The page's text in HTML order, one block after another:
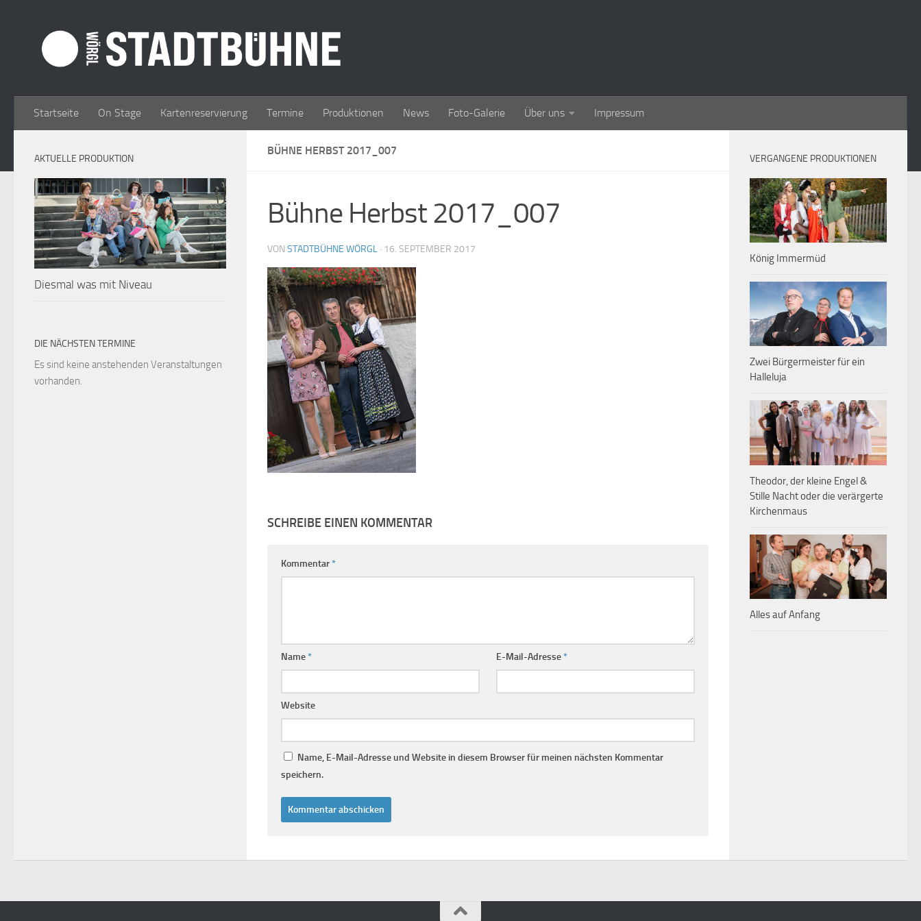
Startseite On Stage Kartenreservierung Termine Produktionen News Foto-Galerie Über uns Impressum
BÜHNE HERBST 2017_007
Bühne Herbst 2017_007
VON STADTBÜHNE WÖRGL · 16. SEPTEMBER 2017
SCHREIBE EINEN KOMMENTAR
Kommentar*
Name* E-Mail-Adresse*
Website
Name, E-Mail-Adresse und Website in diesem Browser für meinen nächsten Kommentar
speichern.
AKTUELLE PRODUKTION
Diesmal was mit Niveau
DIE NÄCHSTEN TERMINE
Es sind keine anstehenden Veranstaltungen
vorhanden.
VERGANGENE PRODUKTIONEN
König Immermüd
Zwei Bürgermeister für ein
Halleluja
Theodor, der kleine Engel &
Stille Nacht oder die verärgerte
Kirchenmaus
Alles auf Anfang